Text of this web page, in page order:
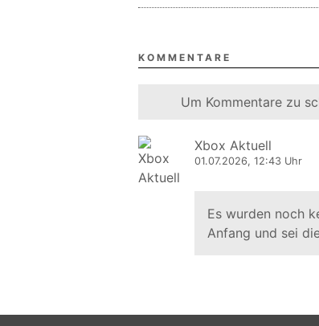
KOMMENTARE
Um Kommentare zu
Xbox Aktuell
01.07.2026, 12:43 Uhr
Es wurden noch
Anfang und sei